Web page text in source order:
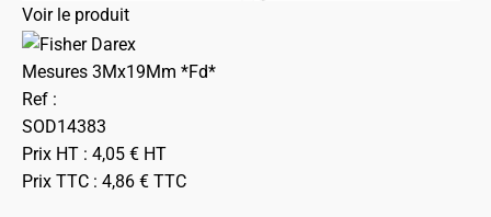
Voir le produit
Mesures 3Mx19Mm *Fd*
Ref :
SOD14383
Prix HT : 4,05 € HT
Prix TTC : 4,86 € TTC